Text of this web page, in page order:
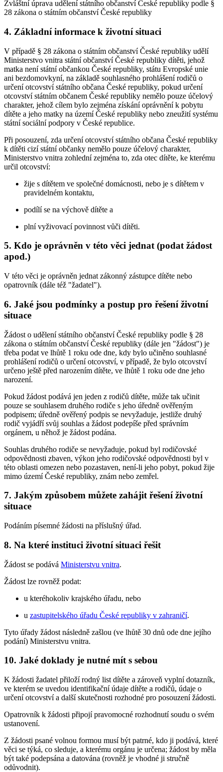
Zvláštní úprava udělení státního občanství České republiky podle §
28 zákona o státním občanství České republiky
4. Základní informace k životní situaci
V případě § 28 zákona o státním občanství České republiky udělí
Ministerstvo vnitra státní občanství České republiky dítěti, jehož
matka není státní občankou České republiky, státu Evropské unie
ani bezdomovkyní, na základě souhlasného prohlášení rodičů o
určení otcovství státního občana České republiky, pokud určení
otcovství státním občanem České republiky nemělo pouze účelový
charakter, jehož cílem bylo zejména získání oprávnění k pobytu
dítěte a jeho matky na území České republiky nebo zneužití systému
státní sociální podpory v České republice.
Při posouzení, zda určení otcovství státního občana České republiky
k dítěti cizí státní občanky nemělo pouze účelový charakter,
Ministerstvo vnitra zohlední zejména to, zda otec dítěte, ke kterému
určil otcovství:
žije s dítětem ve společné domácnosti, nebo je s dítětem v
pravidelném kontaktu,
podílí se na výchově dítěte a
plní vyživovací povinnost vůči dítěti.
5. Kdo je oprávněn v této věci jednat (podat žádost
apod.)
V této věci je oprávněn jednat zákonný zástupce dítěte nebo
opatrovník (dále též "žadatel").
6. Jaké jsou podmínky a postup pro řešení životní
situace
Žádost o udělení státního občanství České republiky podle § 28
zákona o státním občanství České republiky (dále jen "žádost") je
třeba podat ve lhůtě 1 roku ode dne, kdy bylo učiněno souhlasné
prohlášení rodičů o určení otcovství, v případě, že bylo otcovství
určeno ještě před narozením dítěte, ve lhůtě 1 roku ode dne jeho
narození.
Pokud žádost podává jen jeden z rodičů dítěte, může tak učinit
pouze se souhlasem druhého rodiče s jeho úředně ověřeným
podpisem; úředně ověřený podpis se nevyžaduje, jestliže druhý
rodič vyjádří svůj souhlas a žádost podepíše před správním
orgánem, u něhož je žádost podána.
Souhlas druhého rodiče se nevyžaduje, pokud byl rodičovské
odpovědnosti zbaven, výkon jeho rodičovské odpovědnosti byl v
této oblasti omezen nebo pozastaven, není-li jeho pobyt, pokud žije
mimo území České republiky, znám nebo zemřel.
7. Jakým způsobem můžete zahájit řešení životní
situace
Podáním písemné žádosti na příslušný úřad.
8. Na které instituci životní situaci řešit
Žádost se podává Ministerstvu vnitra.
Žádost lze rovněž podat:
u kteréhokoliv krajského úřadu, nebo
u zastupitelského úřadu České republiky v zahraničí.
Tyto úřady žádost následně zašlou (ve lhůtě 30 dnů ode dne jejího
podání) Ministerstvu vnitra.
10. Jaké doklady je nutné mít s sebou
K žádosti žadatel přiloží rodný list dítěte a zároveň vyplní dotazník,
ve kterém se uvedou identifikační údaje dítěte a rodičů, údaje o
určení otcovství a další skutečnosti rozhodné pro posouzení žádosti.
Opatrovník k žádosti připojí pravomocné rozhodnutí soudu o svém
ustanovení.
Z žádosti psané volnou formou musí být patrné, kdo ji podává, které
věci se týká, co sleduje, a kterému orgánu je určena; žádost by měla
být také podepsána a datována (rovněž je vhodné ji stručně
odůvodnit).